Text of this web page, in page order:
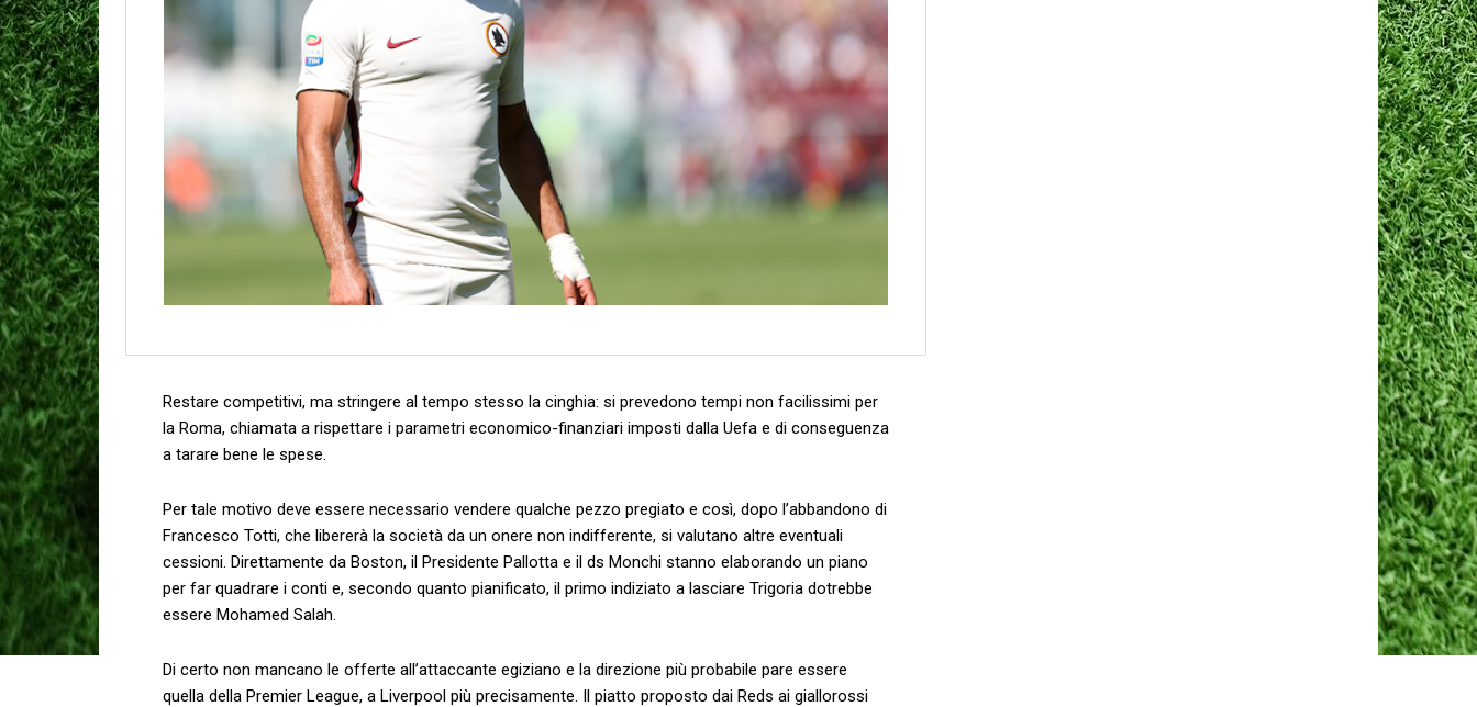
Restare competitivi, ma stringere al tempo stesso la cinghia: si prevedono tempi non facilissimi per
la Roma, chiamata a rispettare i parametri economico-finanziari imposti dalla Uefa e di conseguenza
a tarare bene le spese.
Per tale motivo deve essere necessario vendere qualche pezzo pregiato e così, dopo l’abbandono di
Francesco Totti, che libererà la società da un onere non indifferente, si valutano altre eventuali
cessioni. Direttamente da Boston, il Presidente Pallotta e il ds Monchi stanno elaborando un piano
per far quadrare i conti e, secondo quanto pianificato, il primo indiziato a lasciare Trigoria dotrebbe
essere Mohamed Salah.
Di certo non mancano le offerte all’attaccante egiziano e la direzione più probabile pare essere
quella della Premier League, a Liverpool più precisamente. Il piatto proposto dai Reds ai giallorossi